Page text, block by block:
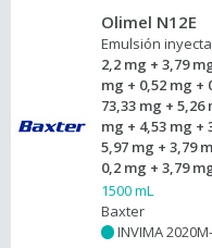
Olimel N12E
Emulsión
2,2 mg + 3,79
mg + 0,52 mg +
73,33 mg + 5,26
mg + 4,53 mg +
5,97 mg + 3,79
0,2 mg + 3,79
1500 mL
Baxter
INVIMA